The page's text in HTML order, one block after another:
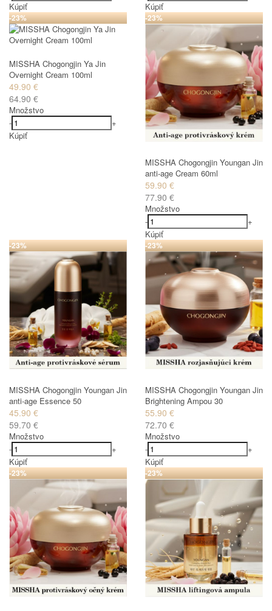
Kúpiť
Kúpiť
-23%
MISSHA Chogongjin Ya Jin
Overnight Cream 100ml
49.90 €
64.90 €
Množstvo
-
+
Kúpiť
-23%
MISSHA Chogongjin Youngan Jin
anti-age Cream 60ml
59.90 €
77.90 €
Množstvo
-
+
Kúpiť
-23%
MISSHA Chogongjin Youngan Jin
anti-age Essence 50
45.90 €
59.70 €
Množstvo
-
+
Kúpiť
-23%
MISSHA Chogongjin Youngan Jin
Brightening Ampou 30
55.90 €
72.70 €
Množstvo
-
+
Kúpiť
-23% -23%